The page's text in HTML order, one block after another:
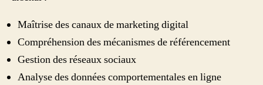
Maîtrise des canaux de marketing digital
Compréhension des mécanismes de référencement
Gestion des réseaux sociaux
Analyse des données comportementales en ligne